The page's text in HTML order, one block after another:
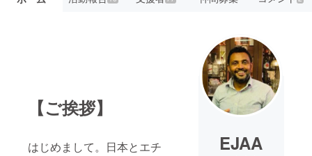
【ご挨拶】
はじめまして。日本とエチ
EJAA